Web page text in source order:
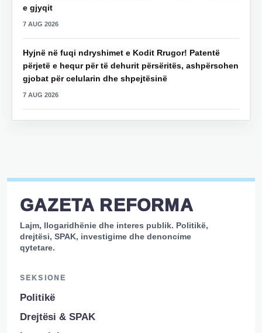
e gjyqit
7 AUG 2026
Hyjnë në fuqi ndryshimet e Kodit Rrugor! Patentë
përjetë e hequr për të dehurit përsëritës, ashpërsohen
gjobat për celularin dhe shpejtësinë
7 AUG 2026
GAZETA REFORMA
Lajm, llogaridhënie dhe interes publik. Politikë,
drejtësi, SPAK, investigime dhe denoncime
qytetare.
SEKSIONE
Politikë
Drejtësi & SPAK